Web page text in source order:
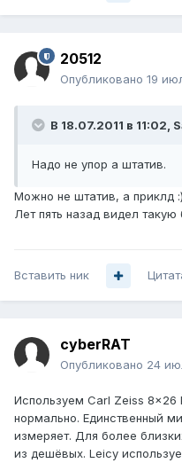
20512
Опубликовано 19
В 18.07.2011 в 11:02,
Надо не упор а штатив.
Можно не штатив, а приклд :)
Лет пять назад видел такую
Вставить ник
cyberRAT
Опубликовано 24
Используем Carl Zeiss 8x26
нормально. Единственный
измеряет. Для более
из дешёвых. Leicy